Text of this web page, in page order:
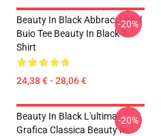
Beauty In Black Abbracciare Il
Buio Tee Beauty In Black T-
Shirt
24,38 € - 28,06 €
-20%
Beauty In Black L'ultima
Grafica Classica Beauty In
-20%